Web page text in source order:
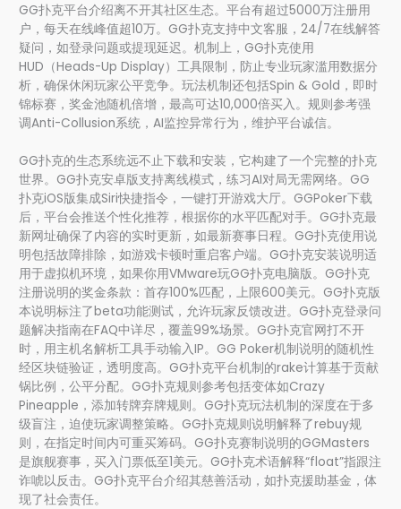
GG扑克平台介绍离不开其社区生态。平台有超过5000万注册用
户，每天在线峰值超10万。GG扑克支持中文客服，24/7在线解答
疑问，如登录问题或提现延迟。机制上，GG扑克使用
HUD（Heads-Up Display）工具限制，防止专业玩家滥用数据分
析，确保休闲玩家公平竞争。玩法机制还包括Spin & Gold，即时
锦标赛，奖金池随机倍增，最高可达10,000倍买入。规则参考强
调Anti-Collusion系统，AI监控异常行为，维护平台诚信。
GG扑克的生态系统远不止下载和安装，它构建了一个完整的扑克
世界。GG扑克安卓版支持离线模式，练习AI对局无需网络。GG
扑克iOS版集成Siri快捷指令，一键打开游戏大厅。GGPoker下载
后，平台会推送个性化推荐，根据你的水平匹配对手。GG扑克最
新网址确保了内容的实时更新，如最新赛事日程。GG扑克使用说
明包括故障排除，如游戏卡顿时重启客户端。GG扑克安装说明适
用于虚拟机环境，如果你用VMware玩GG扑克电脑版。GG扑克
注册说明的奖金条款：首存100%匹配，上限600美元。GG扑克版
本说明标注了beta功能测试，允许玩家反馈改进。GG扑克登录问
题解决指南在FAQ中详尽，覆盖99%场景。GG扑克官网打不开
时，用主机名解析工具手动输入IP。GG Poker机制说明的随机性
经区块链验证，透明度高。GG扑克平台机制的rake计算基于贡献
锅比例，公平分配。GG扑克规则参考包括变体如Crazy
Pineapple，添加转牌弃牌规则。GG扑克玩法机制的深度在于多
级盲注，迫使玩家调整策略。GG扑克规则说明解释了rebuy规
则，在指定时间内可重买筹码。GG扑克赛制说明的GGMasters
是旗舰赛事，买入门票低至1美元。GG扑克术语解释“float”指跟注
诈唬以反击。GG扑克平台介绍其慈善活动，如扑克援助基金，体
现了社会责任。